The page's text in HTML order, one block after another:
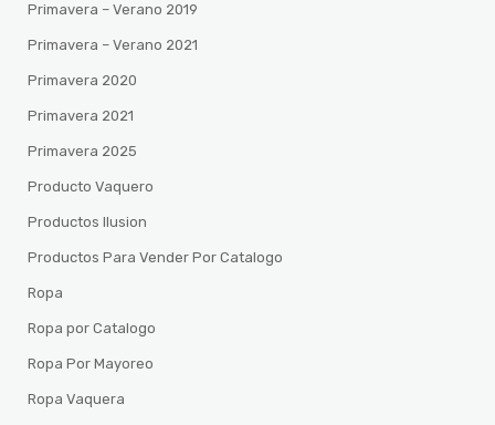
Primavera – Verano 2019
Primavera – Verano 2021
Primavera 2020
Primavera 2021
Primavera 2025
Producto Vaquero
Productos Ilusion
Productos Para Vender Por Catalogo
Ropa
Ropa por Catalogo
Ropa Por Mayoreo
Ropa Vaquera